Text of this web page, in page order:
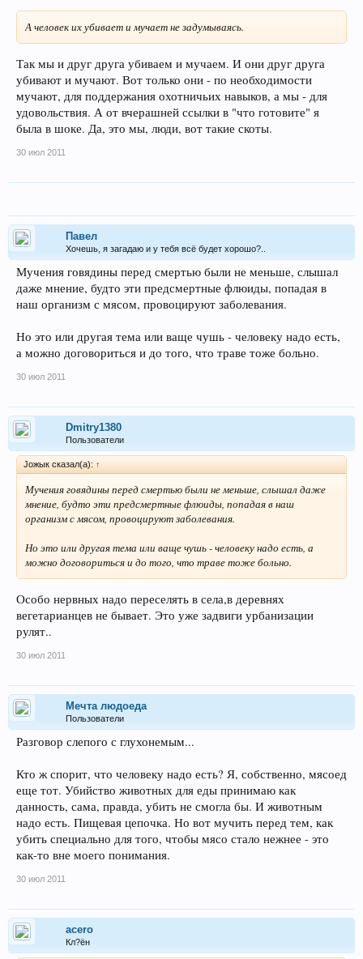
А человек их убивает и мучает не задумываясь.
Так мы и друг друга убиваем и мучаем. И они друг друга
убивают и мучают. Вот только они - по необходимости
мучают, для поддержания охотничьих навыков, а мы - для
удовольствия. А от вчерашней ссылки в "что готовите" я
была в шоке. Да, это мы, люди, вот такие скоты.
30 июл 2011
Павел
Хочешь, я загадаю и у тебя всё будет хорошо?..
Мучения говядины перед смертью были не меньше, слышал
даже мнение, будто эти предсмертные флюиды, попадая в
наш организм с мясом, провоцируют заболевания.
Но это или другая тема или ваще чушь - человеку надо есть,
а можно договориться и до того, что траве тоже больно.
30 июл 2011
Dmitry1380
Пользователи
Joжык сказал(а): ↑
Мучения говядины перед смертью были не меньше, слышал даже
мнение, будто эти предсмертные флюиды, попадая в наш
организм с мясом, провоцируют заболевания.
Но это или другая тема или ваще чушь - человеку надо есть, а
можно договориться и до того, что траве тоже больно.
Особо нервных надо переселять в села,в деревнях
вегетарианцев не бывает. Это уже задвиги урбанизации
рулят..
30 июл 2011
Мечта людоеда
Пользователи
Разговор слепого с глухонемым...
Кто ж спорит, что человеку надо есть? Я, собственно, мясоед
еще тот. Убийство животных для еды принимаю как
данность, сама, правда, убить не смогла бы. И животным
надо есть. Пищевая цепочка. Но вот мучить перед тем, как
убить специально для того, чтобы мясо стало нежнее - это
как-то вне моего понимания.
30 июл 2011
acero
Кл?ён